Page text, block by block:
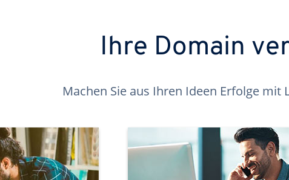
Ihre Domain
Machen Sie aus Ihren Ideen Erfolge mit